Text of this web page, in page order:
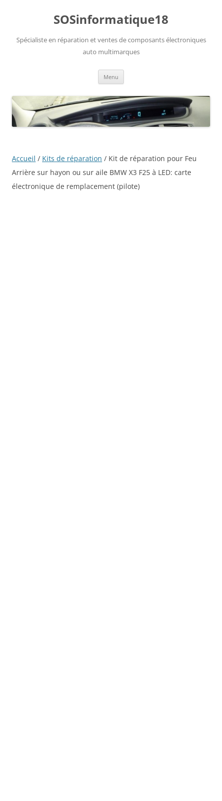
SOSinformatique18
Spécialiste en réparation et ventes de composants électroniques
auto multimarques
Menu
Accueil / Kits de réparation / Kit de réparation pour Feu
Arrière sur hayon ou sur aile BMW X3 F25 à LED: carte
électronique de remplacement (pilote)